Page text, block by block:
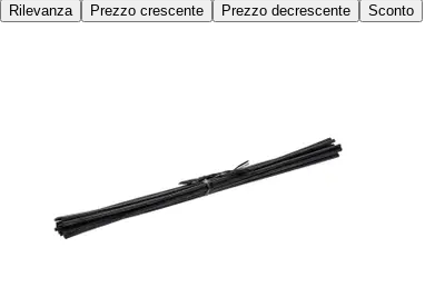
Rilevanza
Prezzo crescente Prezzo decrescente Sconto